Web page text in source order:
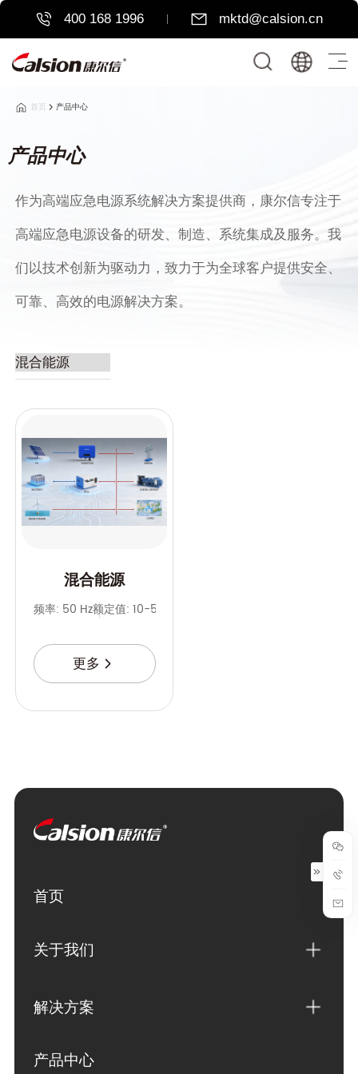
400 168 1996 mktd@calsion.cn
首页 产品中心
产品中心
作为高端应急电源系统解决方案提供商，康尔信专注于
高端应急电源设备的研发、制造、系统集成及服务。我
们以技术创新为驱动力，致力于为全球客户提供安全、
可靠、高效的电源解决方案。
混合能源
频率: 50 Hz额定值: 10-500 kVA
更多
首页
关于我们
解决方案
产品中心